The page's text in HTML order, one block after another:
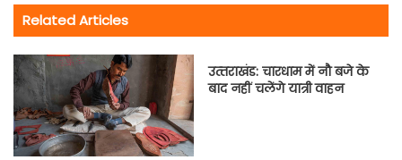
Related Articles
उत्‍तराखंड: चारधाम में नौ बजे के
बाद नहीं चलेंगे यात्री वाहन